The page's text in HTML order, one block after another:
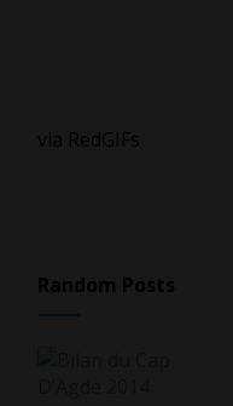
via RedGIFs
Random Posts